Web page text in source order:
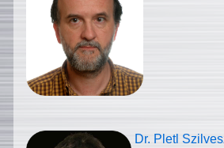
Dr. Pletl